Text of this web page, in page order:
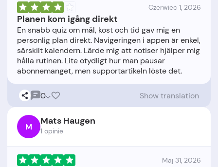
Czerwiec 1, 2026
Planen kom igång direkt
En snabb quiz om mål, kost och tid gav mig en
personlig plan direkt. Navigeringen i appen är enkel,
särskilt kalendern. Lärde mig att notiser hjälper mig
hålla rutinen. Lite otydligt hur man pausar
0 Show translation
M Mats Haugen
1 opinie
Maj 31, 2026